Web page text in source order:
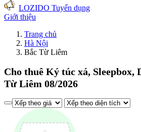
LOZIDO Tuyển dụng
Giới thiệu
Trang chủ
Hà Nội
Bắc Từ Liêm
Cho thuê Ký túc xá, Sleepbox,
Từ Liêm 08/2026